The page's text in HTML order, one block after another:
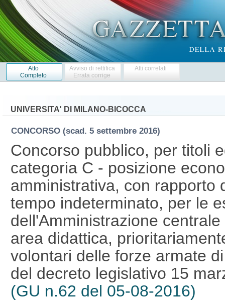
Atto
Completo
Avviso di rettifica
Errata corrige
Atti correlati
UNIVERSITA' DI MILANO-BICOCCA
CONCORSO (scad. 5 settembre 2016)
Concorso pubblico, per titoli
categoria C - posizione
amministrativa, con rapporto
tempo indeterminato, per le
dell'Amministrazione
area didattica,
volontari delle forze armate
del decreto legislativo 15
(GU n.62 del 05-08-2016)